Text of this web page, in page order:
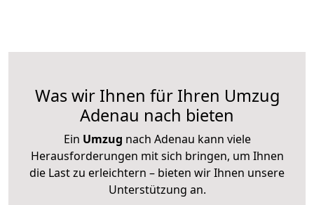
Was wir Ihnen für Ihren Umzug
Adenau nach bieten
Ein Umzug nach Adenau kann viele
Herausforderungen mit sich bringen, um Ihnen
die Last zu erleichtern – bieten wir Ihnen unsere
Unterstützung an.